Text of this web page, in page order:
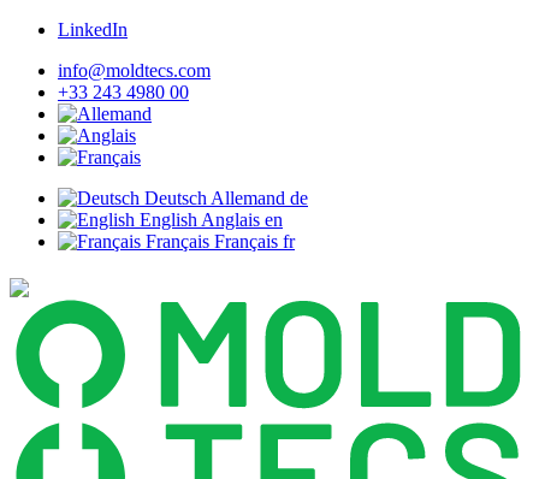
LinkedIn
info@moldtecs.com
+33 243 4980 00
Deutsch Allemand de
English Anglais en
Français Français fr